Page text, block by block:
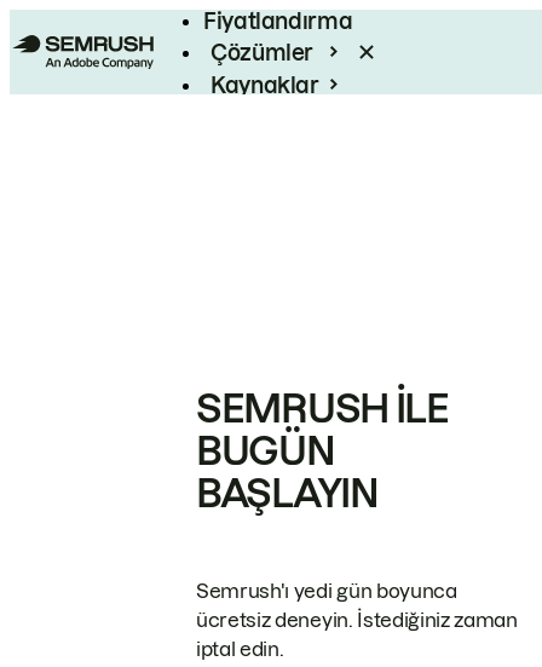
Fiyatlandırma
Çözümler
Kaynaklar
SEMRUSH ILE
BUGÜN
BAŞLAYIN
Semrush'ı yedi gün boyunca
ücretsiz deneyin. İstediğiniz zaman
iptal edin.